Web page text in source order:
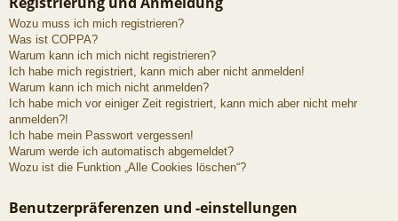
Wozu muss ich mich registrieren?
Was ist COPPA?
Warum kann ich mich nicht registrieren?
Ich habe mich registriert, kann mich aber nicht anmelden!
Warum kann ich mich nicht anmelden?
Ich habe mich vor einiger Zeit registriert, kann mich aber nicht mehr
anmelden?!
Ich habe mein Passwort vergessen!
Warum werde ich automatisch abgemeldet?
Wozu ist die Funktion „Alle Cookies löschen“?
Benutzerpräferenzen und -einstellungen